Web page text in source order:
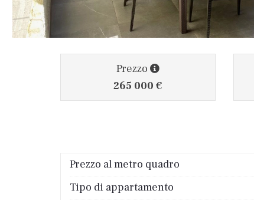
Prezzo
265 000 €
Prezzo al metro quadro
Tipo di appartamento